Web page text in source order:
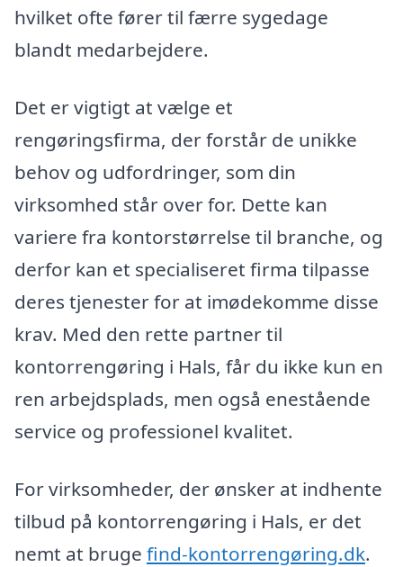
hvilket ofte fører til færre sygedage
blandt medarbejdere.
Det er vigtigt at vælge et
rengøringsfirma, der forstår de unikke
behov og udfordringer, som din
virksomhed står over for. Dette kan
variere fra kontorstørrelse til branche, og
derfor kan et specialiseret firma tilpasse
deres tjenester for at imødekomme disse
krav. Med den rette partner til
kontorrengøring i Hals, får du ikke kun en
ren arbejdsplads, men også enestående
service og professionel kvalitet.
For virksomheder, der ønsker at indhente
tilbud på kontorrengøring i Hals, er det
nemt at bruge find-kontorrengøring.dk.